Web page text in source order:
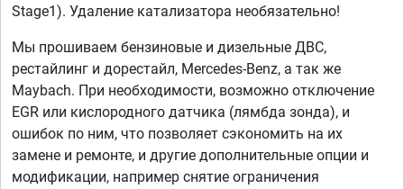
Stage1). Удаление катализатора необязательно!
Мы прошиваем бензиновые и дизельные ДВС,
рестайлинг и дорестайл, Mercedes-Benz, а так же
Maybach. При необходимости, возможно отключение
EGR или кислородного датчика (лямбда зонда), и
ошибок по ним, что позволяет сэкономить на их
замене и ремонте, и другие дополнительные опции и
модификации, например снятие ограничения